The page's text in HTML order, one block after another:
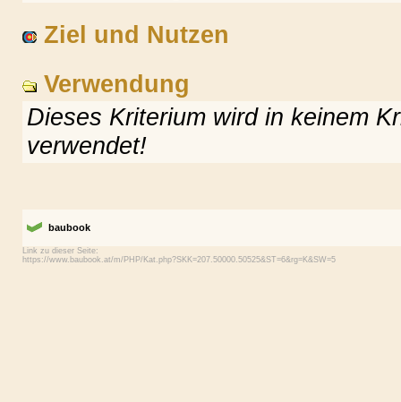
Ziel und Nutzen
Verwendung
Dieses Kriterium wird in keinem
verwendet!
baubook
Link zu dieser Seite: